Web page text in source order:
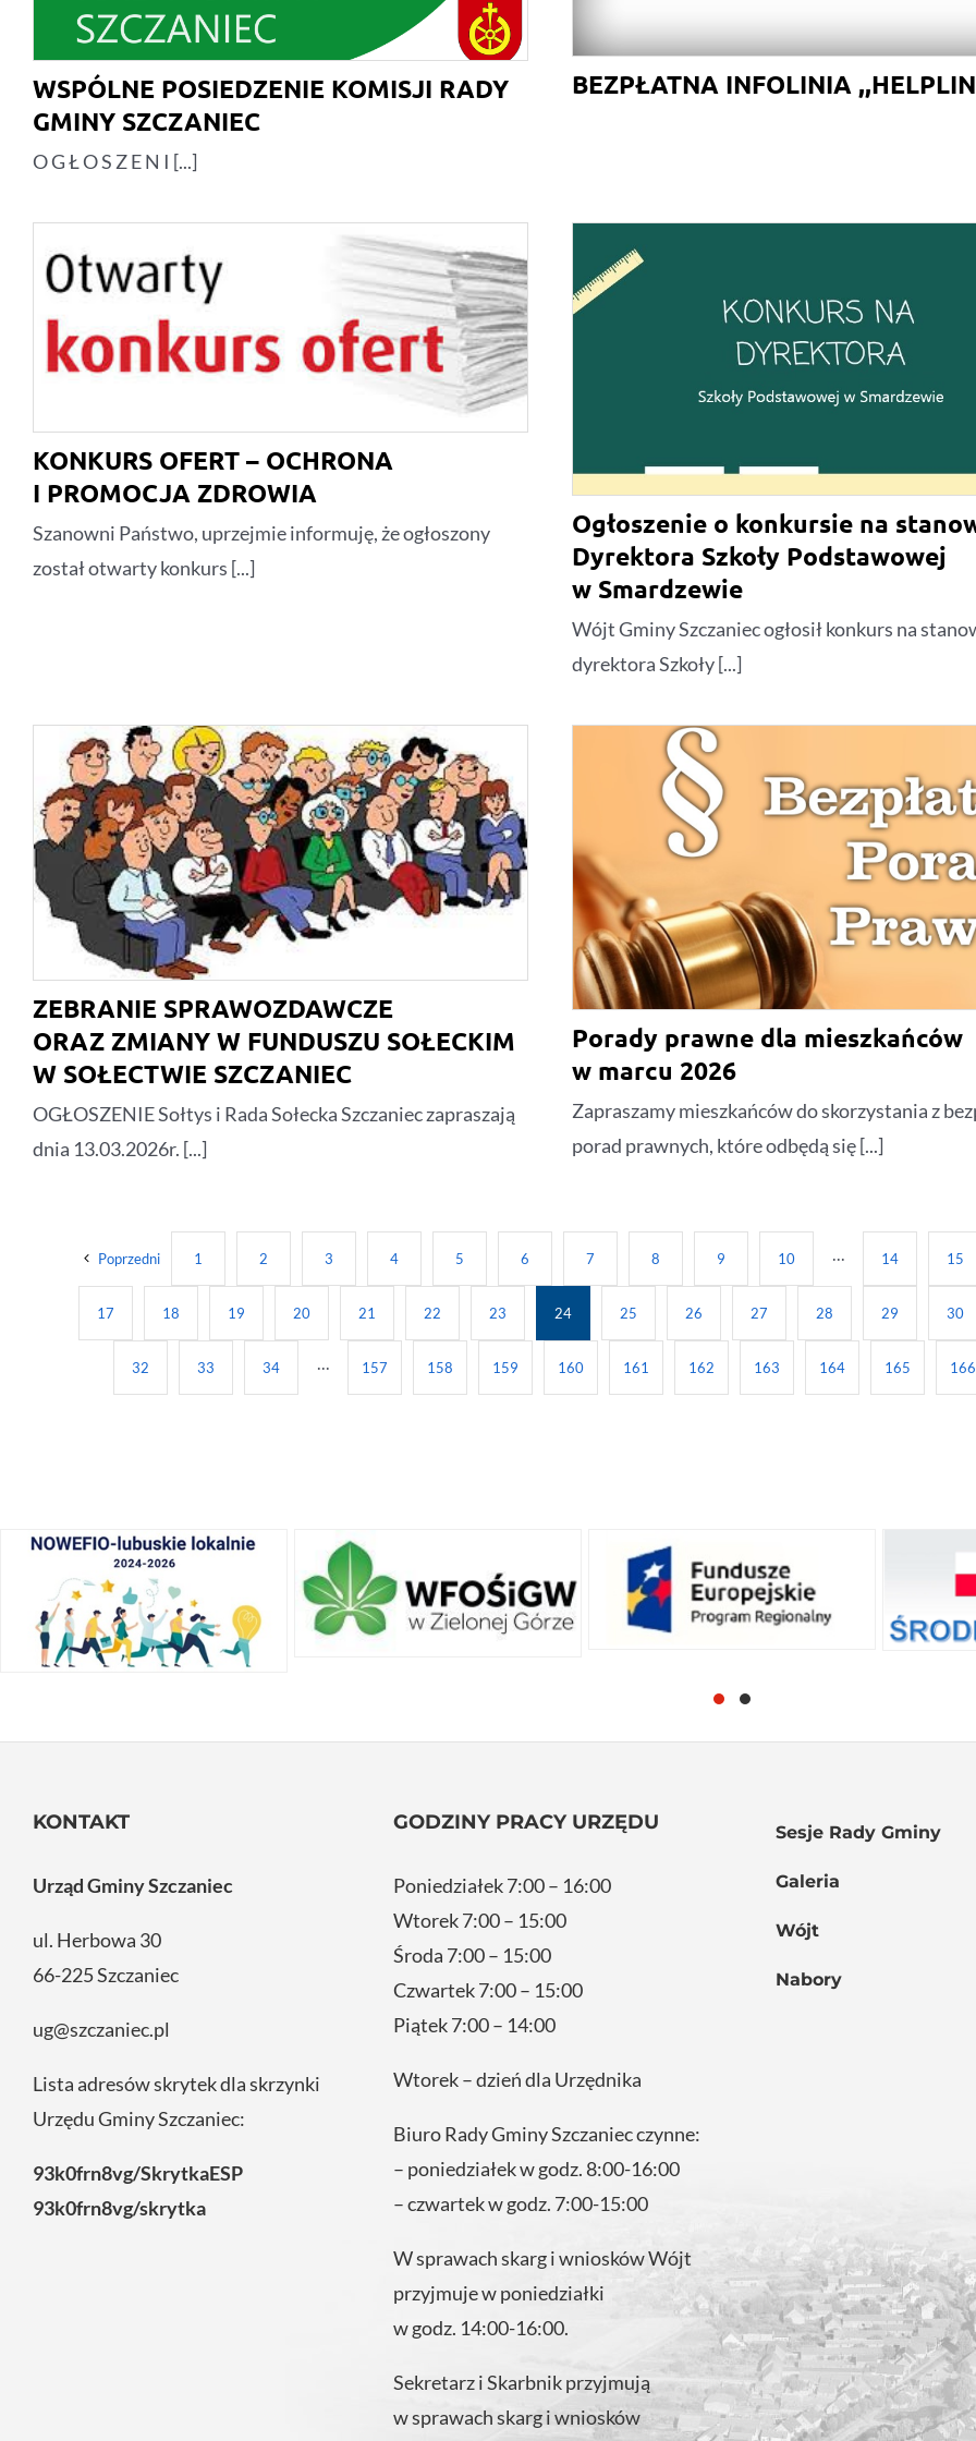
WSPÓLNE POSIEDZENIE KOMISJI RADY
GMINY SZCZANIEC
O G Ł O S Z E N I [...]
BEZPŁATNA INFOLINIA
KONKURS OFERT – OCHRONA
I PROMOCJA ZDROWIA
Szanowni Państwo, uprzejmie informuję, że ogłoszony
został otwarty konkurs [...]
Ogłoszenie o konkursie na
Dyrektora Szkoły Podstawowej
w Smardzewie
Wójt Gminy Szczaniec ogłosił konkurs na
dyrektora Szkoły [...]
ZEBRANIE SPRAWOZDAWCZE
ORAZ ZMIANY W FUNDUSZU SOŁECKIM
W SOŁECTWIE SZCZANIEC
OGŁOSZENIE Sołtys i Rada Sołecka Szczaniec zapraszają
dnia 13.03.2026r. [...]
Porady prawne dla mieszkańców
w marcu 2026
Zapraszamy mieszkańców do skorzystania z
porad prawnych, które odbędą się [...]
Poprzedni 1 2 3 4 5 6 7 8 9 10 ··· 14 15
17 18 19 20 21 22 23 24 25 26 27 28 29 30
32 33 34 ··· 157 158 159 160 161 162 163 164 165 166
KONTAKT
Urząd Gminy Szczaniec
ul. Herbowa 30
66-225 Szczaniec
ug@szczaniec.pl
Lista adresów skrytek dla skrzynki
Urzędu Gminy Szczaniec:
93k0frn8vg/SkrytkaESP
93k0frn8vg/skrytka
GODZINY PRACY URZĘDU
Poniedziałek 7:00 – 16:00
Wtorek 7:00 – 15:00
Środa 7:00 – 15:00
Czwartek 7:00 – 15:00
Piątek 7:00 – 14:00
Wtorek – dzień dla Urzędnika
Biuro Rady Gminy Szczaniec czynne:
– poniedziałek w godz. 8:00-16:00
– czwartek w godz. 7:00-15:00
W sprawach skarg i wniosków Wójt
przyjmuje w poniedziałki
w godz. 14:00-16:00.
Sekretarz i Skarbnik przyjmują
w sprawach skarg i wniosków
Sesje Rady Gminy
Galeria
Wójt
Nabory